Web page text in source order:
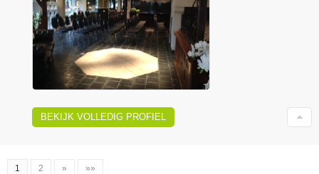
BEKIJK VOLLEDIG PROFIEL
1 2 » »»